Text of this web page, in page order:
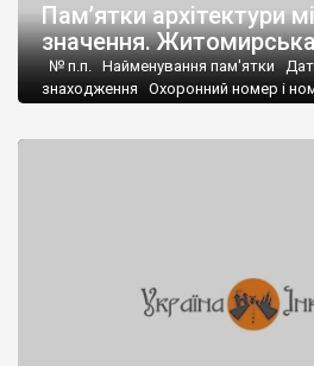
Пам’ятки архітектури
значення.
№ п.п. Найменування пам'ятки
знаходження Охоронний номер і